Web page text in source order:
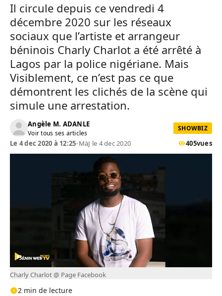
Il circule depuis ce vendredi 4
décembre 2020 sur les réseaux
sociaux que l’artiste et arrangeur
béninois Charly Charlot a été arrêté à
Lagos par la police nigériane. Mais
Visiblement, ce n’est pas ce que
démontrent les clichés de la scène qui
simule une arrestation.
Angèle M. ADANLE
Voir tous ses articles
SHOWBIZ
Le 4 dec 2020 à 12:25•MàJ le 4 dec 2020 405vues
Charly Charlot @ Page Facebook
2 min de lecture